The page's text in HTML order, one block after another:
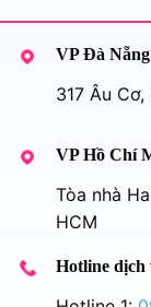
VP Đà Nẵng
317 Âu
VP Hồ Chí
Tòa nhà
HCM
Hotline dịch